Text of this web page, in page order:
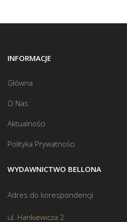
INFORMACJE
Główna
O Nas
Aktualności
Polityka Prywatności
WYDAWNICTWO BELLONA
Adres do korespondencji
ul. Hankiewicza 2